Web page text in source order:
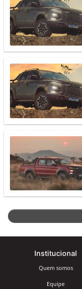
Institucional
Quem somos
Equipe